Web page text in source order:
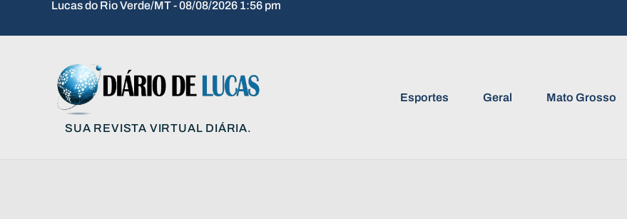
Lucas do Rio Verde/MT - 08/08/2026 1:56 pm
SUA REVISTA VIRTUAL DIÁRIA.
Esportes Geral Mato Grosso